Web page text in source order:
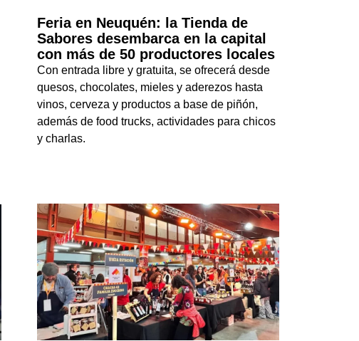
Feria en Neuquén: la Tienda de
Sabores desembarca en la capital
con más de 50 productores locales
Con entrada libre y gratuita, se ofrecerá desde
quesos, chocolates, mieles y aderezos hasta
vinos, cerveza y productos a base de piñón,
además de food trucks, actividades para chicos
y charlas.